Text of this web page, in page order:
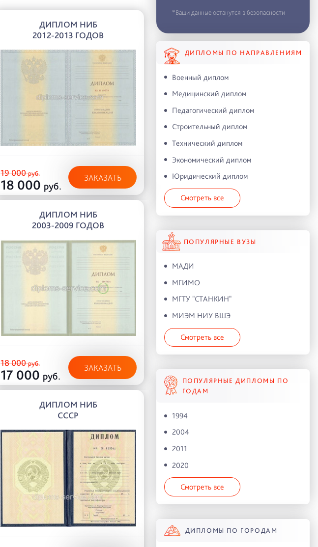
ДИПЛОМ НИБ
2012-2013 ГОДОВ
19 000руб.
18 000 руб.
ЗАКАЗАТЬ
ДИПЛОМ НИБ
2003-2009 ГОДОВ
18 000руб.
17 000 руб.
ЗАКАЗАТЬ
ДИПЛОМ НИБ
СССР
*Ваши данные останутся в безопасности
ДИПЛОМЫ ПО НАПРАВЛЕНИЯМ
Военный диплом
Медицинский диплом
Педагогический диплом
Строительный диплом
Технический диплом
Экономический диплом
Юридический диплом
Смотреть все
ПОПУЛЯРНЫЕ ВУЗЫ
МАДИ
МГИМО
МГТУ "СТАНКИН"
МИЭМ НИУ ВШЭ
Смотреть все
ПОПУЛЯРНЫЕ ДИПЛОМЫ ПО
ГОДАМ
1994
2004
2011
2020
Смотреть все
ДИПЛОМЫ ПО ГОРОДАМ